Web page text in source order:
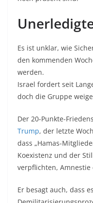
Es ist unklar, wie
den kommenden
werden.
Israel fordert seit
doch die Gruppe
Der 20-Punkte-
Trump, der letzte
dass „Hamas-
Koexistenz und der
verpflichten, Amnestie
Er besagt auch, dass